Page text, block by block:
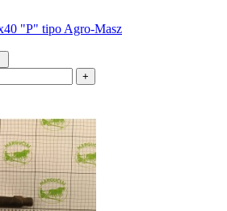
"P" tipo Agro-Masz
+